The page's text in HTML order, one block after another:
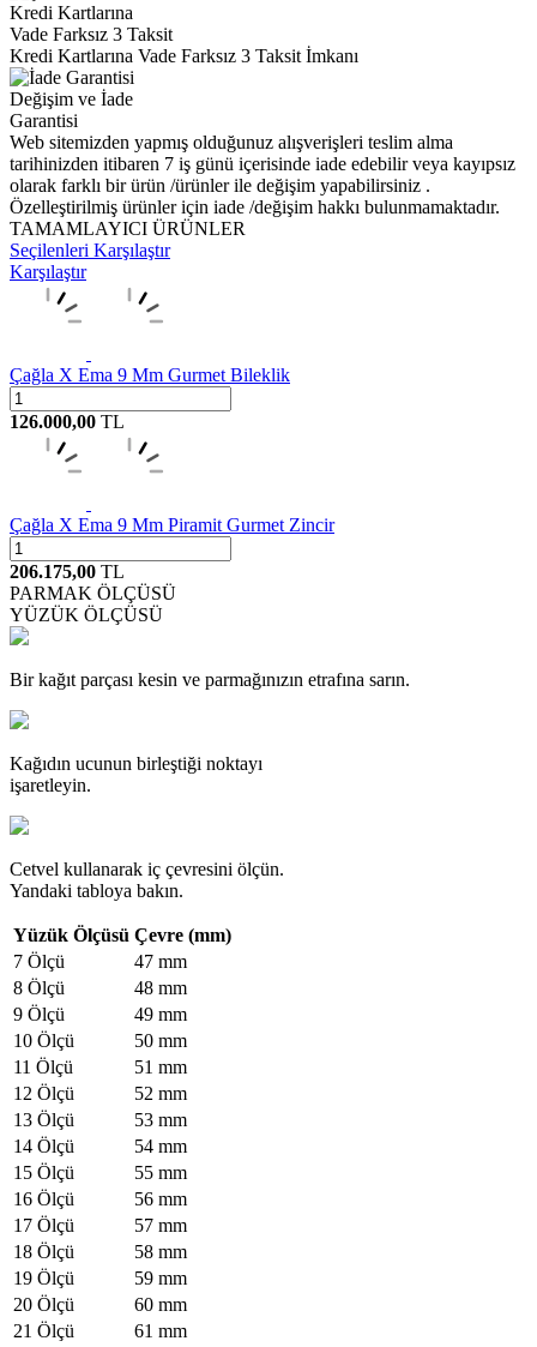
Kredi Kartlarına
Vade Farksız 3 Taksit
Kredi Kartlarına Vade Farksız 3 Taksit İmkanı
Değişim ve İade
Garantisi
Web sitemizden yapmış olduğunuz alışverişleri teslim alma
tarihinizden itibaren 7 iş günü içerisinde iade edebilir veya kayıpsız
olarak farklı bir ürün /ürünler ile değişim yapabilirsiniz .
Özelleştirilmiş ürünler için iade /değişim hakkı bulunmamaktadır.
TAMAMLAYICI ÜRÜNLER
Seçilenleri Karşılaştır
Karşılaştır
Çağla X Ema 9 Mm Gurmet Bileklik
126.000,00 TL
Çağla X Ema 9 Mm Piramit Gurmet Zincir
206.175,00 TL
PARMAK ÖLÇÜSÜ
YÜZÜK ÖLÇÜSÜ
Bir kağıt parçası kesin ve parmağınızın etrafına sarın.
Kağıdın ucunun birleştiği noktayı
işaretleyin.
Cetvel kullanarak iç çevresini ölçün.
Yandaki tabloya bakın.
Yüzük Ölçüsü Çevre (mm)
7 Ölçü
47 mm
8 Ölçü
48 mm
9 Ölçü
49 mm
10 Ölçü
50 mm
11 Ölçü
51 mm
12 Ölçü
52 mm
13 Ölçü
53 mm
14 Ölçü
54 mm
15 Ölçü
55 mm
16 Ölçü
56 mm
17 Ölçü
57 mm
18 Ölçü
58 mm
19 Ölçü
59 mm
20 Ölçü
60 mm
21 Ölçü
61 mm